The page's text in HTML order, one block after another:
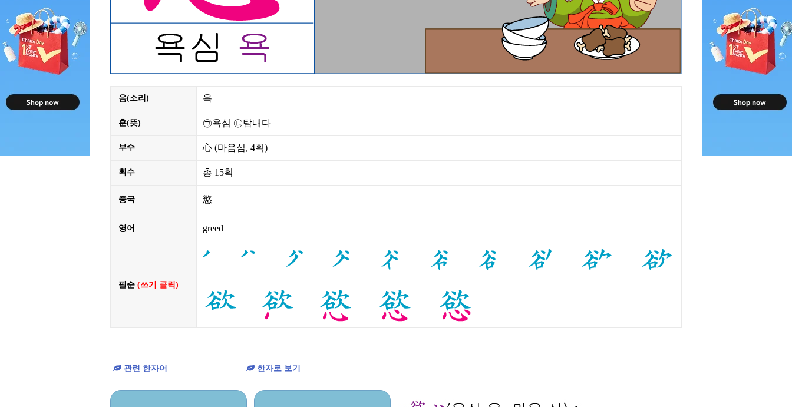
음(소리) 욕
훈(뜻) ㉠욕심 ㉡탐내다
부수 心 (마음심, 4획)
획수 총 15획
중국 慾
영어 greed
필순 (쓰기 클릭)
관련 한자어 한자로 보기